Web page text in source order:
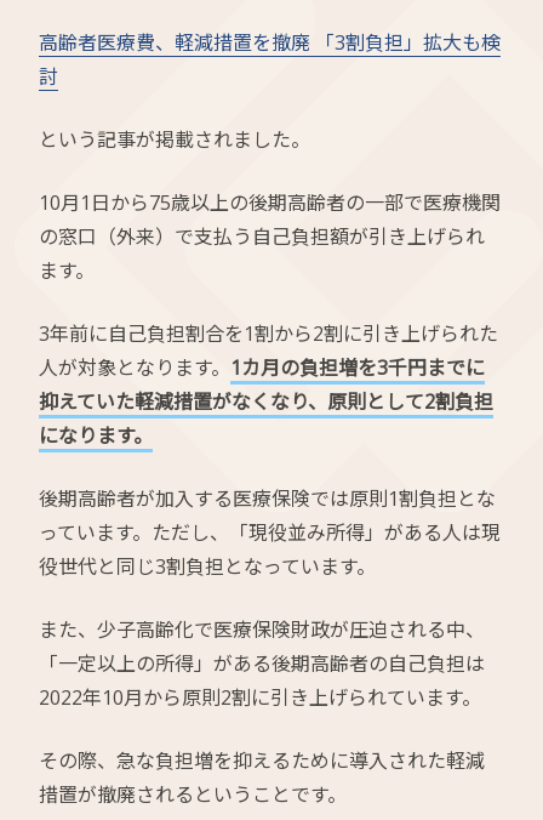
高齢者医療費、軽減措置を撤廃 「3割負担」拡大も検
討
という記事が掲載されました。
10月1日から75歳以上の後期高齢者の一部で医療機関
の窓口（外来）で支払う自己負担額が引き上げられ
ます。
3年前に自己負担割合を1割から2割に引き上げられた
人が対象となります。 1カ月の負担増を3千円までに
抑えていた軽減措置がなくなり、原則として2割負担
になります。
後期高齢者が加入する医療保険では原則1割負担とな
っています。ただし、「現役並み所得」がある人は現
役世代と同じ3割負担となっています。
また、少子高齢化で医療保険財政が圧迫される中、
「一定以上の所得」がある後期高齢者の自己負担は
2022年10月から原則2割に引き上げられています。
その際、急な負担増を抑えるために導入された軽減
措置が撤廃されるということです。